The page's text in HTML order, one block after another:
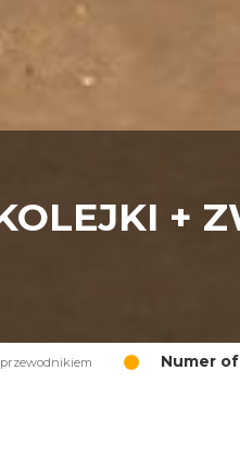
+
Numer